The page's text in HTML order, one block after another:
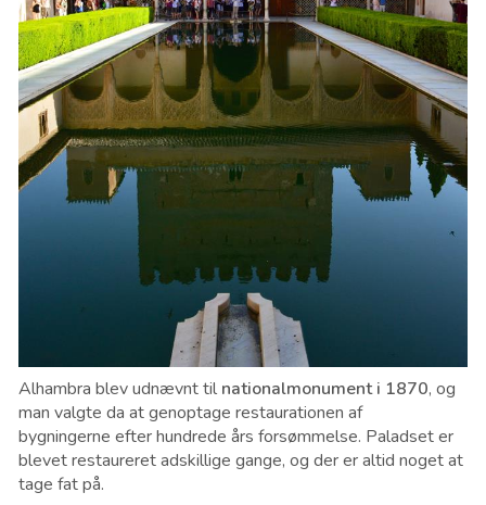
Alhambra blev udnævnt til nationalmonument i 1870, og
man valgte da at genoptage restaurationen af
bygningerne efter hundrede års forsømmelse. Paladset er
blevet restaureret adskillige gange, og der er altid noget at
tage fat på.